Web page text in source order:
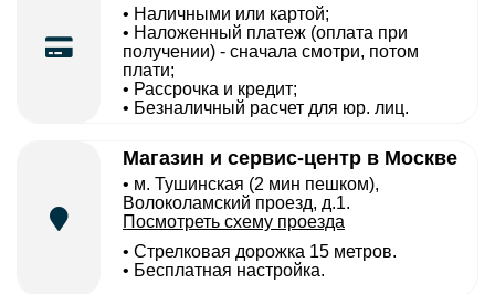
• Наличными или картой;
• Наложенный платеж (оплата при
получении) - сначала смотри, потом
плати;
• Рассрочка и кредит;
• Безналичный расчет для юр. лиц.
Магазин и сервис-центр в Москве
• м. Тушинская (2 мин пешком),
Волоколамский проезд, д.1.
Посмотреть схему проезда
• Cтрелковая дорожка 15 метров.
• Бесплатная настройка.